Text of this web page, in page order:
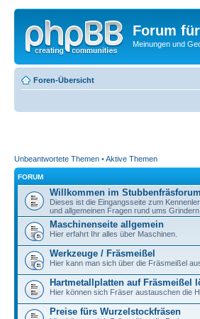
Forum
Meinungen und
Foren-Übersicht
Unbeantwortete Themen •Aktive Themen
FORUM
Willkommen im Stubbenfräsforum
Dieses ist die Eingangsseite zum
und allgemeinen Fragen rund ums Grindern.
Maschinenseite allgemein
Hier erfahrt Ihr alles über Maschinen.
Werkzeuge / Fräsmeißel
Hier kann man sich über die Fräsmeißel
Hartmetallplatten auf Fräsmeißel
Hier können sich Fräser austauschen die
Preise fürs Wurzelstockfräsen